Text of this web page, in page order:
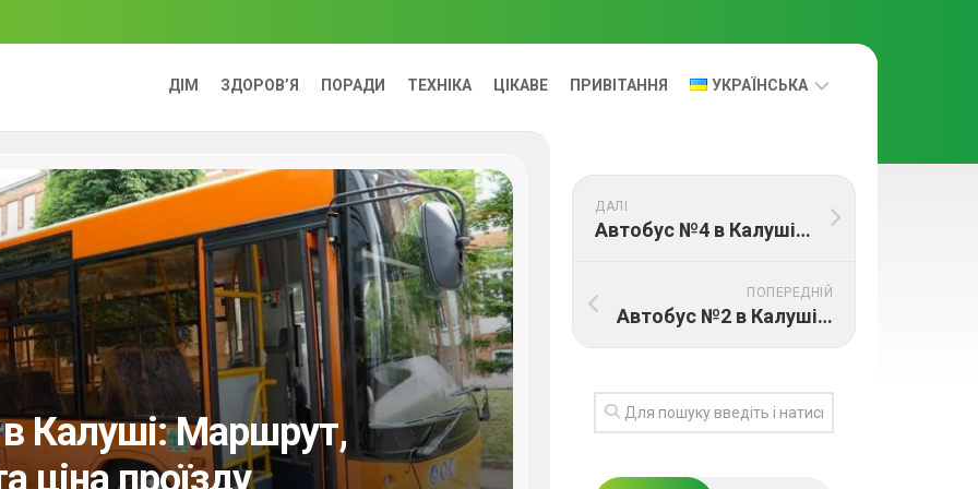
ДІМ ЗДОРОВ’Я ПОРАДИ ТЕХНІКА ЦІКАВЕ ПРИВІТАННЯ УКРАЇНСЬКА
УКРАЇНСЬКА
Калуші: Маршрут,
ціна проїзду
ДАЛІ
Автобус №4 в Калуші: Маршрут, графік руху та ціна проїзду
ПОПЕРЕДНІЙ
Автобус №2 в Калуші: Маршрут, графік руху та ціна проїзду